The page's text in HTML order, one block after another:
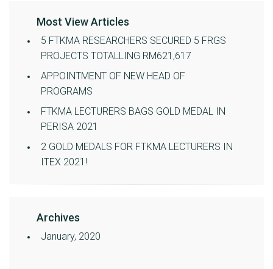
Most View Articles
5 FTKMA RESEARCHERS SECURED 5 FRGS
PROJECTS TOTALLING RM621,617
APPOINTMENT OF NEW HEAD OF
PROGRAMS
FTKMA LECTURERS BAGS GOLD MEDAL IN
PERISA 2021
2 GOLD MEDALS FOR FTKMA LECTURERS IN
ITEX 2021!
Archives
January, 2020